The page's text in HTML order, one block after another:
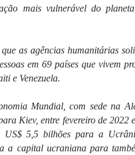
mais vulnerável do
as agências humanitárias
em 69 países que vivem
e Venezuela.
Mundial, com sede na
Kiev, entre fevereiro de 2022
5,5 bilhões para a
a capital ucraniana para